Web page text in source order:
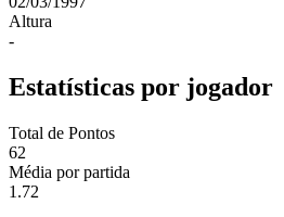
Altura
-
Estatísticas por jogador
Total de Pontos
62
Média por partida
1.72